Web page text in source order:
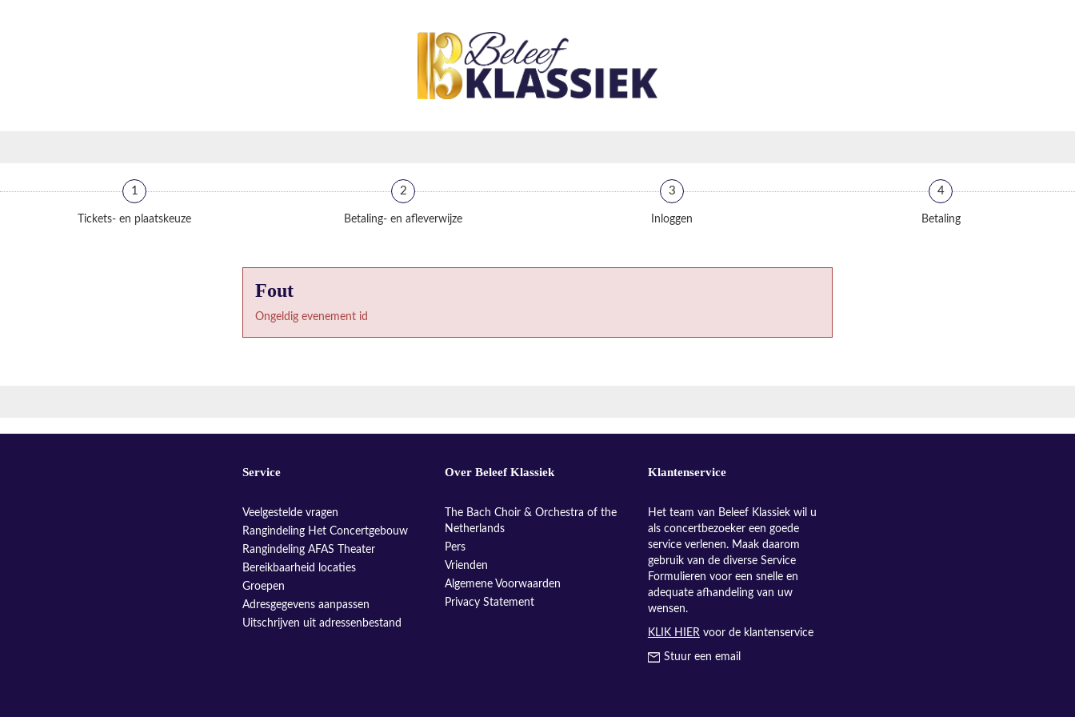
1
Tickets- en plaatskeuze
2
Betaling- en afleverwijze
3
Inloggen
4
Betaling
Fout
Ongeldig evenement id
Service
Veelgestelde vragen
Rangindeling Het Concertgebouw
Rangindeling AFAS Theater
Bereikbaarheid locaties
Groepen
Adresgegevens aanpassen
Uitschrijven uit adressenbestand
Over Beleef Klassiek
The Bach Choir & Orchestra of the
Netherlands
Pers
Vrienden
Algemene Voorwaarden
Privacy Statement
Klantenservice
Het team van Beleef Klassiek wil u
als concertbezoeker een goede
service verlenen. Maak daarom
gebruik van de diverse Service
Formulieren voor een snelle en
adequate afhandeling van uw
wensen.
KLIK HIERvoor de klantenservice
Stuur een email